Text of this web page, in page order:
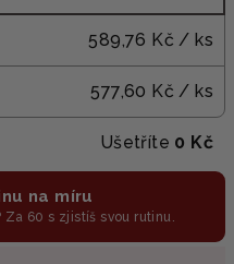
589,76 Kč / ks
577,60 Kč / ks
Ušetříte 0 Kč
na míru
60 s zjistíš svou rutinu.